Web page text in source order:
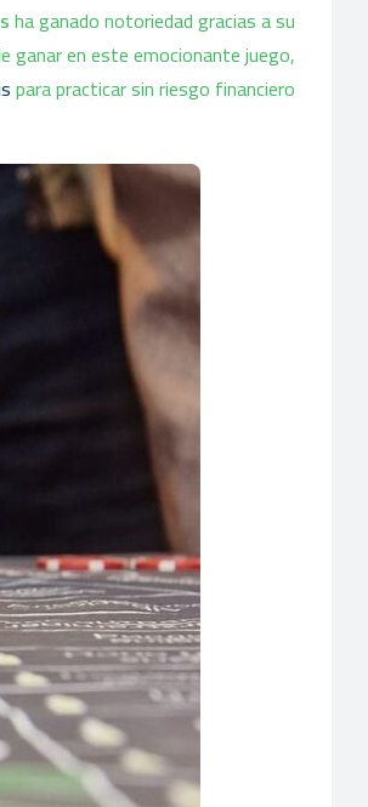
ha ganado notoriedad gracias a su
ganar en este emocionante juego,
para practicar sin riesgo financiero.